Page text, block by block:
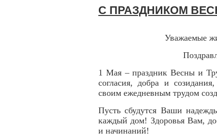
С ПРАЗДНИКОМ
Уважаемые
1 Мая – праздник Весны и
согласия, добра и
своим ежедневным трудом
Пусть сбудутся Ваши
каждый дом! Здоровья Вам,
и начинаний!